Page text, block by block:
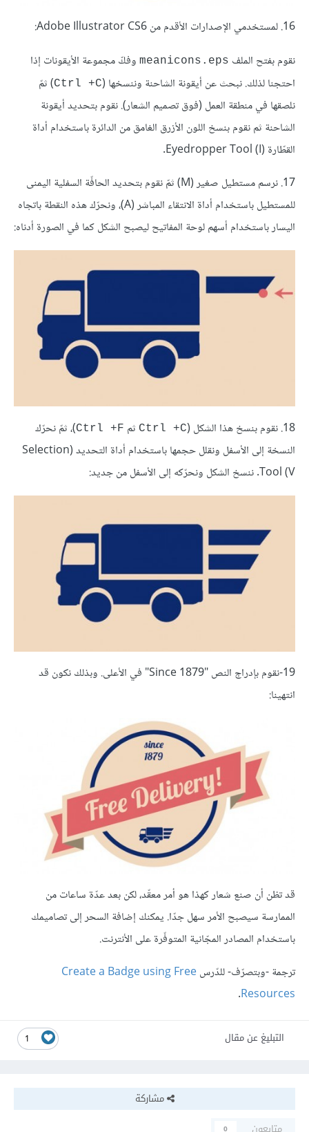
16. لمستخدمي الإصدارات الأقدم من Adobe Illustrator CS6:
نقوم بفتح الملف meanicons.eps وفكّ مجموعة الأيقونات إذا
احتجنا لذلك. نبحث عن أيقونة الشاحنة وننسخها (Ctrl +C) ثمّ
نلصقها في منطقة العمل (فوق تصميم الشعار). نقوم بتحديد أيقونة
الشاحنة ثم نقوم بنسخ اللون الأزرق الغامق من الدائرة باستخدام أداة
القطّارة (Eyedropper Tool (I.
17. نرسم مستطيل صغير (M) ثمّ نقوم بتحديد الحافّة السفلية اليمنى
للمستطيل باستخدام أداة الانتقاء المباشر (A)، ونحرّك هذه النقطة باتجاه
اليسار باستخدام أسهم لوحة المفاتيح ليصبح الشكل كما في الصورة أدناه:
18. نقوم بنسخ هذا الشكل ( Ctrl +C ثم Ctrl +F)، ثمّ نحرّك
النسخة إلى الأسفل ونقلل حجمها باستخدام أداة التحديد (Selection
Tool (V. ننسخ الشكل ونحرّكه إلى الأسفل من جديد:
19-نقوم بإدراج النص "Since 1879" في الأعلى. وبذلك نكون قد
انتهينا:
قد تظن أن صنع شعار كهذا هو أمر معقّد، لكن بعد عدّة ساعات من
الممارسة سيصبح الأمر سهل جدّا. يمكنك إضافة السحر إلى تصاميمك
باستخدام المصادر المجّانية المتوفّرة على الأنترنت.
ترجمة -وبتصرّف- للدّرسCreate a Badge using Free
Resources
.
1 التبليغ عن مقال
مشاركة
0